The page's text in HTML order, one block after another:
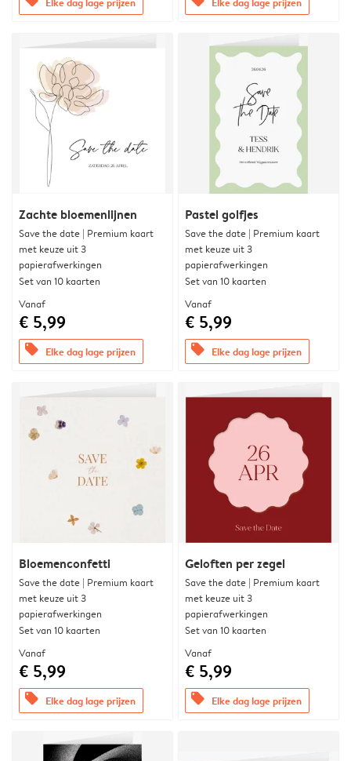
Zachte bloemenlijnen
Save the date | Premium kaart
met keuze uit 3
papierafwerkingen
Set van 10 kaarten
Vanaf
€ 5,99
offers Elke dag lage prijzen
Pastel golfjes
Save the date | Premium kaart
met keuze uit 3
papierafwerkingen
Set van 10 kaarten
Vanaf
€ 5,99
offers Elke dag lage prijzen
Bloemenconfetti
Save the date | Premium kaart
met keuze uit 3
papierafwerkingen
Set van 10 kaarten
Vanaf
€ 5,99
offers Elke dag lage prijzen
Geloften per zegel
Save the date | Premium kaart
met keuze uit 3
papierafwerkingen
Set van 10 kaarten
Vanaf
€ 5,99
offers Elke dag lage prijzen